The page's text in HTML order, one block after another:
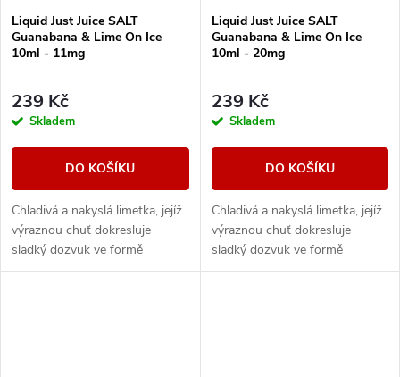
Liquid Just Juice SALT
Guanabana & Lime On Ice
10ml - 11mg
239 Kč
Skladem
DO KOŠÍKU
Chladivá a nakyslá limetka, jejíž
výraznou chuť dokresluje
sladký dozvuk ve formě
exotické gravioly.
Liquid Just Juice SALT
Guanabana & Lime On Ice
10ml - 20mg
239 Kč
Skladem
DO KOŠÍKU
Chladivá a nakyslá limetka, jejíž
výraznou chuť dokresluje
sladký dozvuk ve formě
exotické gravioly.